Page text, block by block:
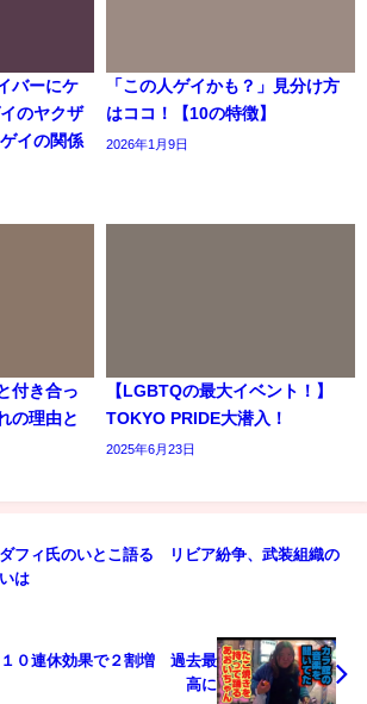
バーにケ
のヤクザ
イの関係
「この人ゲイかも？」見分け方
はココ！【10の特徴】
2026年1月9日
付き合っ
の理由と
【LGBTQの最大イベント！】
TOKYO PRIDE大潜入！
2025年6月23日
フィ氏のいとこ語る リビア紛争、武装組織の
は
１０連休効果で２割増 過去最
高に